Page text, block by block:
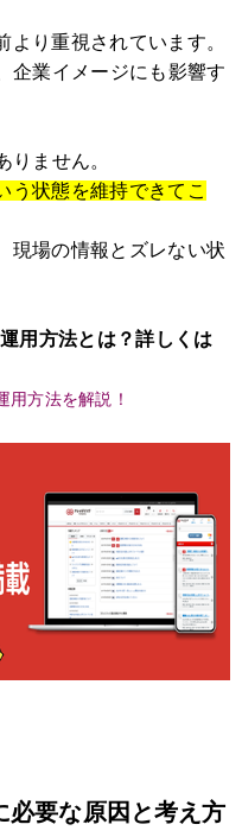
り重視されています。
企業イメージにも影響す
りません。
う状態を維持できてこ
現場の情報とズレない状
用方法とは？詳しくは
用方法を解説！
必要な原因と考え方